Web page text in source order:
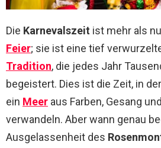
Die Karnevalszeit ist mehr als
Feier; sie ist eine tief
Tradition, die jedes Jahr
begeistert. Dies ist die Zeit, in
ein Meer aus Farben, Gesang
verwandeln. Aber wann genau
Ausgelassenheit des